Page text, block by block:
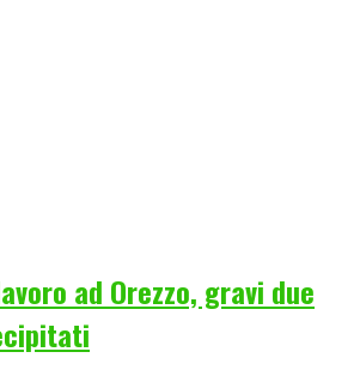
ad Orezzo, gravi due